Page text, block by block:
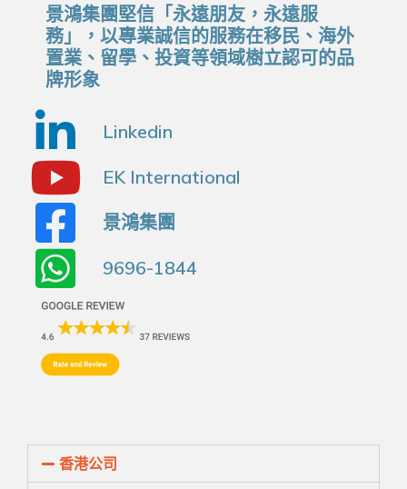
景鴻集團堅信「永遠朋友，永遠服
務」，以專業誠信的服務在移民、海外
置業、留學、投資等領域樹立認可的品
牌形象
Linkedin
EK International
景鴻集團
9696-1844
香港公司